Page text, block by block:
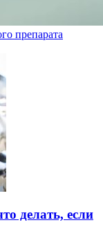
препарата
делать, если